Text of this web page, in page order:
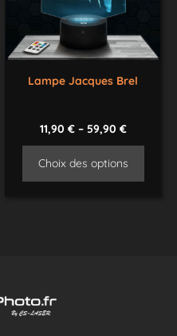
Lampe Jacques Brel
11,90 €– 59,90 €
Choix des options